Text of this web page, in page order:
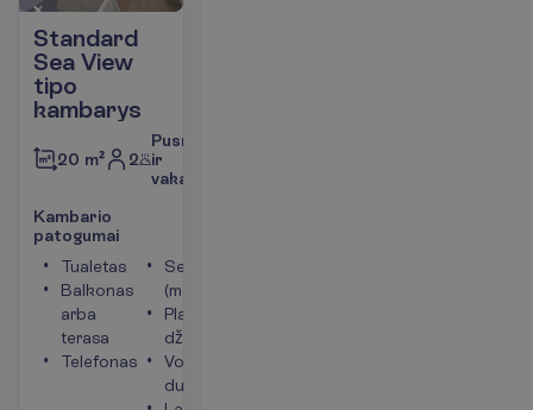
Standard
Sea View
tipo
kambarys
20 m² 2
Pusryčiai
ir
vakarienė
Kambario
patogumai
Tualetas
Balkonas
arba
terasa
Telefonas
Seifas
(mokama)
Plaukų
džiovintuvas
Vonia arba
dušas